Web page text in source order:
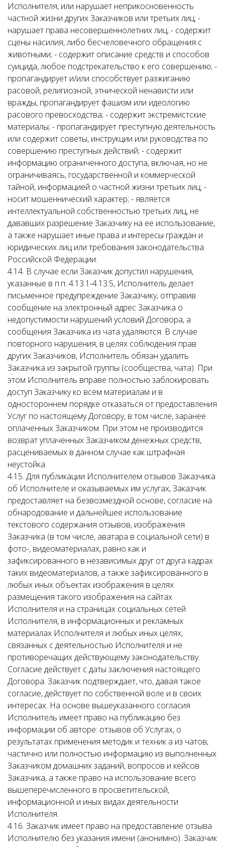
Исполнителя, или нарушает неприкосновенность
частной жизни других Заказчиков или третьих лиц; -
нарушает права несовершеннолетних лиц; - содержит
сцены насилия, либо бесчеловечного обращения с
животными; - содержит описание средств и способов
суицида, любое подстрекательство к его совершению; -
пропагандирует и/или способствует разжиганию
расовой, религиозной, этнической ненависти или
вражды, пропагандирует фашизм или идеологию
расового превосходства; - содержит экстремистские
материалы; - пропагандирует преступную деятельность
или содержит советы, инструкции или руководства по
совершению преступных действий; - содержит
информацию ограниченного доступа, включая, но не
ограничиваясь, государственной и коммерческой
тайной, информацией о частной жизни третьих лиц; -
носит мошеннический характер; - является
интеллектуальной собственностью третьих лиц, не
дававших разрешение Заказчику на ее использование,
а также нарушает иные права и интересы граждан и
юридических лиц или требования законодательства
Российской Федерации.
4.14. В случае если Заказчик допустил нарушения,
указанные в п.п. 4.13.1-4.13.5, Исполнитель делает
письменное предупреждение Заказчику, отправив
сообщение на электронный адрес Заказчика о
недопустимости нарушений условий Договора, а
сообщения Заказчика из чата удаляются. В случае
повторного нарушения, в целях соблюдения прав
других Заказчиков, Исполнитель обязан удалить
Заказчика из закрытой группы (сообщества, чата). При
этом Исполнитель вправе полностью заблокировать
доступ Заказчику ко всем материалам и в
одностороннем порядке отказаться от предоставления
Услуг по настоящему Договору, в том числе, заранее
оплаченных Заказчиком. При этом не производится
возврат уплаченных Заказчиком денежных средств,
расцениваемых в данном случае как штрафная
неустойка.
4.15. Для публикации Исполнителем отзывов Заказчика
об Исполнителе и оказываемых им услугах, Заказчик
предоставляет на безвозмездной основе, согласие на
обнародование и дальнейшее использование
текстового содержания отзывов, изображения
Заказчика (в том числе, аватара в социальной сети) в
фото-, видеоматериалах, равно как и
зафиксированного в независимых друг от друга кадрах
таких видеоматериалов, а также зафиксированного в
любых иных объектах изображения в целях
размещения такого изображения на сайтах
Исполнителя и на страницах социальных сетей
Исполнителя, в информационных и рекламных
материалах Исполнителя и любых иных целях,
связанных с деятельностью Исполнителя и не
противоречащих действующему законодательству.
Согласие действует с даты заключения настоящего
Договора. Заказчик подтверждает, что, давая такое
согласие, действует по собственной воле и в своих
интересах. На основе вышеуказанного согласия
Исполнитель имеет право на публикацию без
информации об авторе: отзывов об Услугах, о
результатах применения методик и техник а из чатов,
частично или полностью информацию из выполненных
Заказчиком домашних заданий, вопросов и кейсов
Заказчика, а также право на использование всего
вышеперечисленного в просветительской,
информационной и иных видах деятельности
Исполнителя.
4.16. Заказчик имеет право на предоставление отзыва
Исполнителю без указания имени (анонимно). Заказчик